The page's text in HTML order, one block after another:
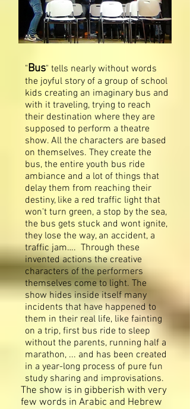
"Bus" tells nearly without words
the joyful story of a group of school
kids creating an imaginary bus and
with it traveling, trying to reach
their destination where they are
supposed to perform a theatre
show. All the characters are based
on themselves. They create the
bus, the entire youth bus ride
ambiance and a lot of things that
delay them from reaching their
destiny, like a red traffic light that
won't turn green, a stop by the sea,
the bus gets stuck and wont ignite,
they lose the way, an accident, a
traffic jam…. Through these
invented actions the creative
characters of the performers
themselves come to light. The
show hides inside itself many
incidents that have happened to
them in their real life, like fainting
on a trip, first bus ride to sleep
without the parents, running half a
marathon, ... and has been created
in a year-long process of pure fun
study sharing and improvisations.
The show is in gibberish with very
few words in Arabic and Hebrew